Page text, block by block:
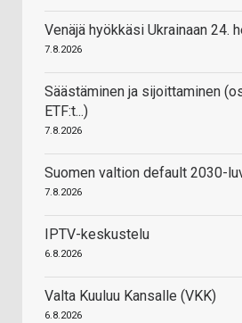
Venäjä hyökkäsi Ukrainaan 24.
7.8.2026
Säästäminen ja sijoittaminen
ETF:t...)
7.8.2026
Suomen valtion default 2030-
7.8.2026
IPTV-keskustelu
6.8.2026
Valta Kuuluu Kansalle (VKK)
6.8.2026